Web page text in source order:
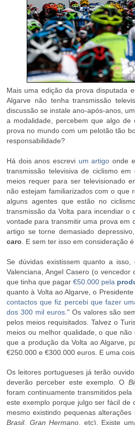
Mais uma edição da prova disputada
Algarve não tenha transmissão
discussão se instale ano-após-anos,
a modalidade, percebem que algo
prova no mundo com um pelotão tão
responsabilidade?
Há dois anos escrevi um artigo onde
transmissão televisiva de ciclismo
meios requer para ser televisionado
não estejam familiarizados com o que
alguns agentes que estão no
transmissão da Volta para incendiar o
vontade para transmitir uma prova em
artigo se torne demasiado
caro . E sem ter isso em consideração
Se dúvidas existissem quanto a
Valenciana, Angel Casero (o
que tinha que pagar €50.000 pela
quanto à Volta ao Algarve, o
contactos que fiz percebi que fazer
dos 300 mil euros. " Os valores são
pelos meios requisitados. Talvez o
meios ou melhor qualidade, o que
que a produção da Volta ao Algarve,
€250.000 e €300.000 euros. E uma
Os leitores portugueses já terão
deverão perceber este exemplo. O
foram continuamente transmitidos
este exemplo porque julgo ser fácil de
mesmo existindo pequenas
Brasil, Gran Hermano , etc). Existe